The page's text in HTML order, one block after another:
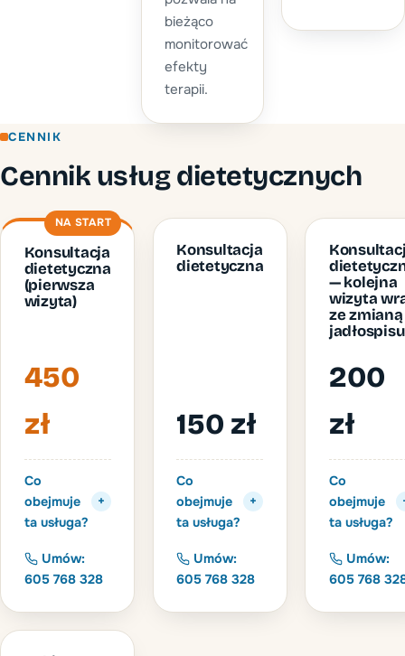
bieżąco
monitorować
efekty
terapii.
CENNIK
Cennik usług dietetycznych
NA START
Konsultacja
dietetyczna
(pierwsza
wizyta)
450
zł
Co
obejmuje
ta usługa?
+
Umów:
605 768 328
Konsultacja
dietetyczna
150 zł
Co
obejmuje
ta usługa?
+
Umów:
605 768 328
— kolejna
wizyta
ze zmianą
jadłospisu
200
zł
Co
obejmuje
ta usługa?
Umów:
605 768